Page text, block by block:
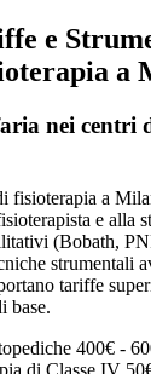
e
a
nei centri
fisioterapia a
e alla
(Bobath,
strumentali
tariffe
base.
400€ -